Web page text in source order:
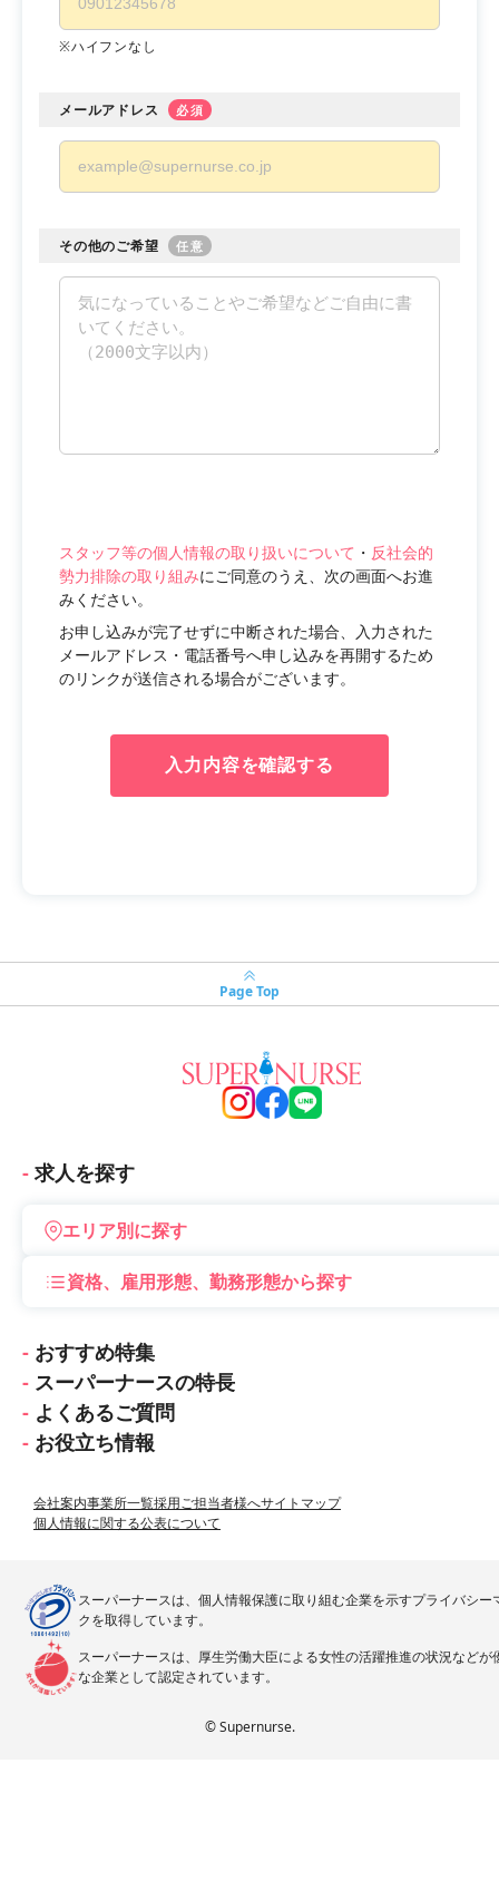
※ハイフンなし
メールアドレス 必須
その他のご希望 任意
スタッフ等の個人情報の取り扱いについて ・ 反社会的
勢力排除の取り組みにご同意のうえ、次の画面へお進
みください。
お申し込みが完了せずに中断された場合、入力された
メールアドレス・電話番号へ申し込みを再開するため
のリンクが送信される場合がございます。
入力内容を確認する
Page Top
おすすめ特集
スーパーナースの特長
よくあるご質問
お役立ち情報
求人を探す
エリア別に探す
資格、雇用形態、勤務形態から探す
会社案内事業所一覧採用ご担当者様へサイトマップ
個人情報に関する公表について
スーパーナースは、個人情報保護に取り組む企業を示すプライバシー
クを取得しています。
スーパーナースは、厚生労働大臣による女性の活躍推進の状況などが
な企業として認定されています。
© Supernurse.